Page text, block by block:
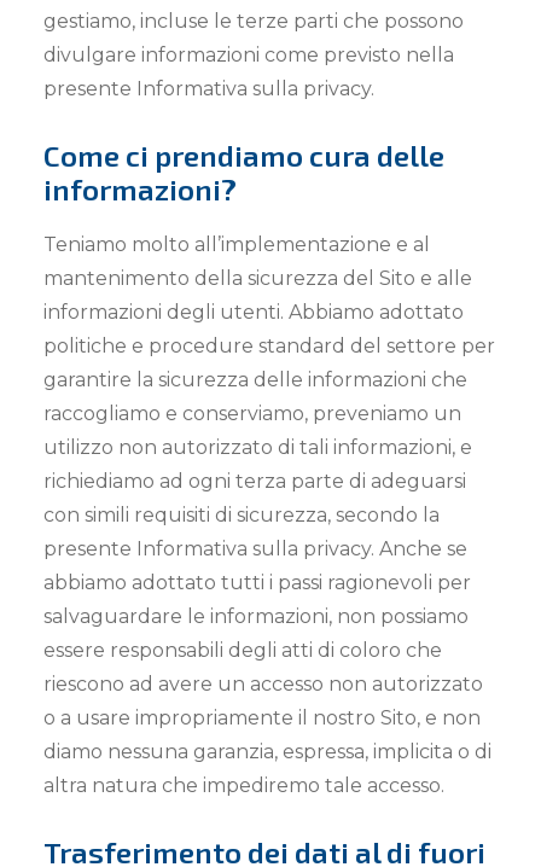
gestiamo, incluse le terze parti che possono
divulgare informazioni come previsto nella
presente Informativa sulla privacy.
Come ci prendiamo cura delle
informazioni?
Teniamo molto all’implementazione e al
mantenimento della sicurezza del Sito e alle
informazioni degli utenti. Abbiamo adottato
politiche e procedure standard del settore per
garantire la sicurezza delle informazioni che
raccogliamo e conserviamo, preveniamo un
utilizzo non autorizzato di tali informazioni, e
richiediamo ad ogni terza parte di adeguarsi
con simili requisiti di sicurezza, secondo la
presente Informativa sulla privacy. Anche se
abbiamo adottato tutti i passi ragionevoli per
salvaguardare le informazioni, non possiamo
essere responsabili degli atti di coloro che
riescono ad avere un accesso non autorizzato
o a usare impropriamente il nostro Sito, e non
diamo nessuna garanzia, espressa, implicita o di
altra natura che impediremo tale accesso.
Trasferimento dei dati al di fuori